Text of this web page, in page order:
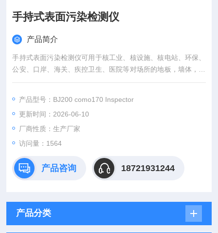
手持式表面污染检测仪
产品简介
手持式表面污染检测仪可用于核工业、核设施、核电站、环保、
公安、口岸、海关、疾控卫生、医院等对场所的地板，墙体，桌
子及工作人员衣物，皮肤等表面的α、β表面污染进行同时测量。
产品型号：BJ200 como170 Inspector
更新时间：2026-06-10
厂商性质：生产厂家
访问量：1564
产品咨询 18721931244
产品分类